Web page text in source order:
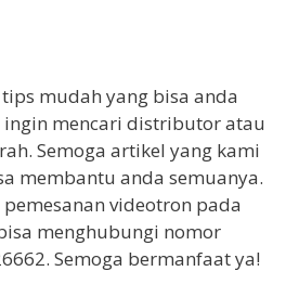
mudah yang bisa anda
mencari distributor atau
Semoga artikel yang kami
membantu anda semuanya.
videotron pada
menghubungi nomor
Semoga bermanfaat ya!